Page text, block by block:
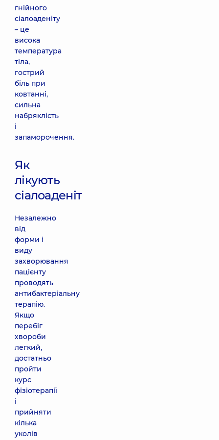
гнійного
сіалоаденіту
– це
висока
температура
тіла,
гострий
біль при
ковтанні,
сильна
набряклість
і
запаморочення.
Як
лікують
сіалоаденіт
Незалежно
від
форми і
виду
захворювання
пацієнту
проводять
антибактеріальну
терапію.
Якщо
перебіг
хвороби
легкий,
достатньо
пройти
курс
фізіотерапії
і
прийняти
кілька
уколів